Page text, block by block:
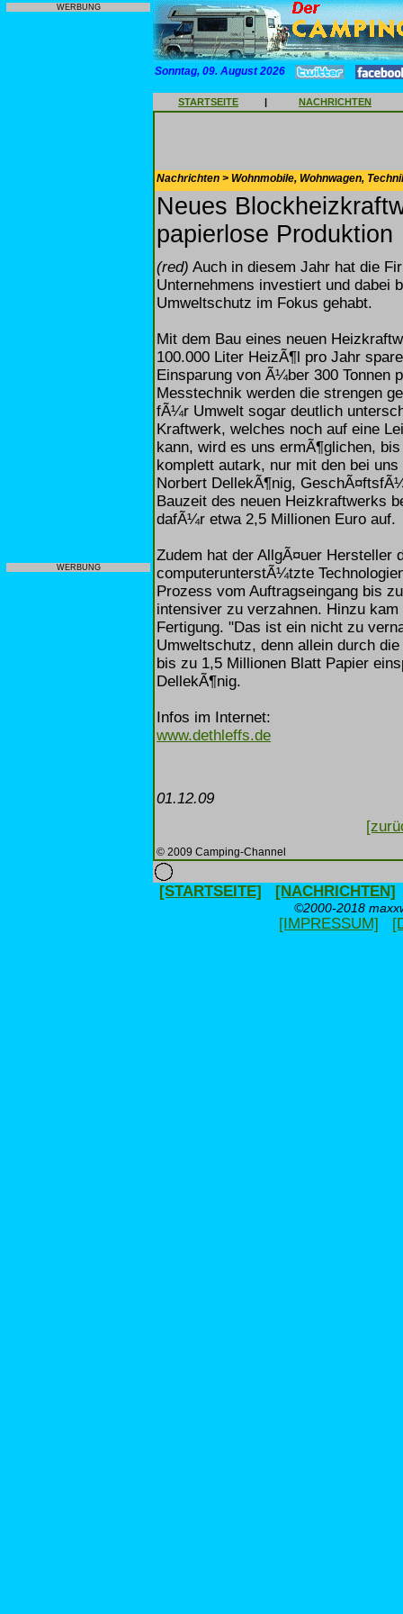
WERBUNG
WERBUNG
Sonntag, 09. August 2026
STARTSEITE | NACHRICHTEN
Nachrichten > Wohnmobile, Wohnwagen,
Neues
papierlose Produktion
(red) Auch in diesem Jahr hat die
Unternehmens investiert und dabei
Umweltschutz im Fokus gehabt.
Mit dem Bau eines neuen
100.000 Liter HeizÃ¶l pro Jahr
Einsparung von Ã¼ber 300 Tonnen
Messtechnik werden die strengen
fÃ¼r Umwelt sogar deutlich
Kraftwerk, welches noch auf eine
kann, wird es uns ermÃ¶glichen,
komplett autark, nur mit den bei
Norbert DellekÃ¶nig,
Bauzeit des neuen Heizkraftwerks
dafÃ¼r etwa 2,5 Millionen Euro auf.
Zudem hat der AllgÃ¤uer Hersteller
computerunterstÃ¼tzte
Prozess vom Auftragseingang bis
intensiver zu verzahnen. Hinzu
Fertigung. "Das ist ein nicht zu
Umweltschutz, denn allein durch
bis zu 1,5 Millionen Blatt Papier
DellekÃ¶nig.
Infos im Internet:
www.dethleffs.de
01.12.09
© 2009 Camping-Channel
[STARTSEITE] [NACHRICHTEN]
©2000-2018
[IMPRESSUM]